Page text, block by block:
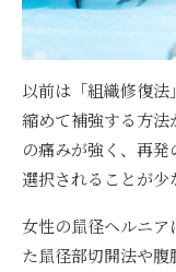
以前は「組織修復
縮めて補強する方
の痛みが強く、再
選択されることが少
女性の鼠径ヘルニ
た鼠径部切開法や